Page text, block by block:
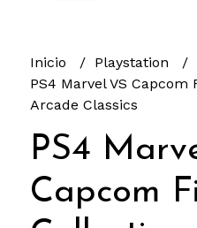
Inicio Playstation
PS4 Marvel VS
Arcade Classics
PS4
Capcom